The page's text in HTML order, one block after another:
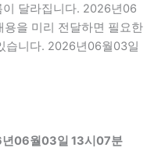
달라집니다. 2026년06
을 미리 전달하면 필요한
습니다. 2026년06월03일
년06월03일 13시07분